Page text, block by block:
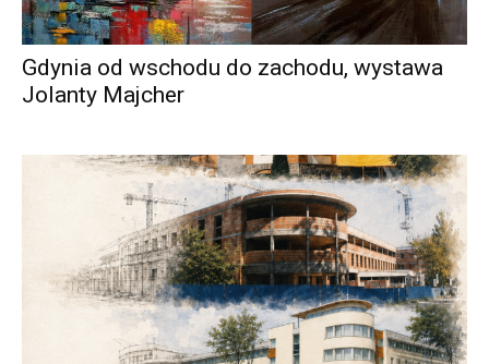
Gdynia od wschodu do zachodu, wystawa
Jolanty Majcher